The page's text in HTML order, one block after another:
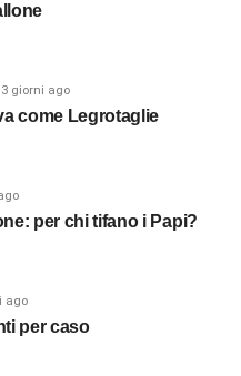
3 giorni ago
come Legrotaglie
per chi tifano i Papi?
ago
per caso